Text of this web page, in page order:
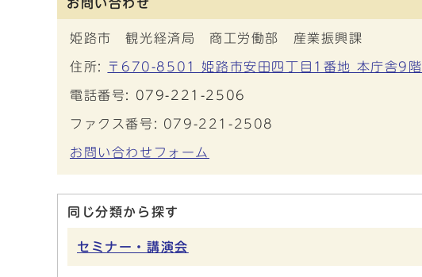
お問い合わせ
姫路市 観光経済局 商工労働部 産業振興課
住所: 〒670-8501 姫路市安田四丁目1番地 本庁舎9階
電話番号: 079-221-2506
ファクス番号: 079-221-2508
お問い合わせフォーム
同じ分類から探す
セミナー・講演会